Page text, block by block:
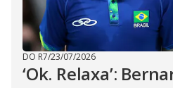
DO R7/23/07/2026
‘Ok. Relaxa’: